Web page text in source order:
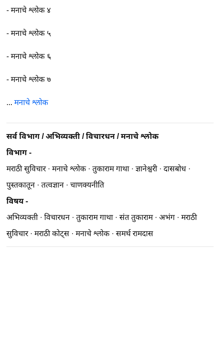
-मनाचे श्लोक ४
-मनाचे श्लोक ५
-मनाचे श्लोक ६
-मनाचे श्लोक ७
...मनाचे श्लोक
सर्व विभाग /अभिव्यक्ती /विचारधन /मनाचे श्लोक
विभाग -
मराठी सुविचार·मनाचे श्लोक·तुकाराम गाथा·ज्ञानेश्वरी·दासबोध ·
पुस्तकातून ·तत्वज्ञान ·चाणक्यनीति
विषय -
अभिव्यक्ती·विचारधन ·तुकाराम गाथा·संत तुकाराम·अभंग·मराठी
सुविचार·मराठी कोट्स ·मनाचे श्लोक·समर्थ रामदास